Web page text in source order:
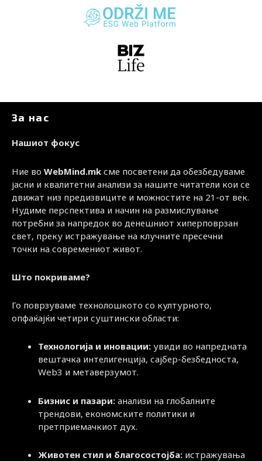
За нас
Нашиот фокус
Ние во WebMind.mk сме посветени да обезбедуваме
јасни и квалитетни анализи за нашите читатели кои се
движат низ предизвиците и можностите на 21-от век.
Нудиме перспектива и начин на размислување
потребни за напредок во денешниот хиперповрзан
свет, преку истражување на клучните пресечни
точки на современиот живот.
Што покриваме?
Го поврзуваме технолошкото со културното,
опфаќајќи четири суштински области:
Технологија и иновации: увиди во напредната
вештачка интелигенција, сајбер-безбедноста,
Web3 и метаверзумот.
Бизнис и пазари: анализи на глобалните
трендови, економските политики и
претприемачкиот дух.
Животен стил и благосостојба: истражувања